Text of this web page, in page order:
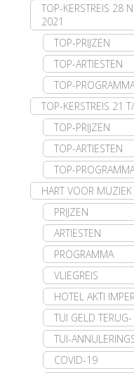
TOP-KERSTREIS 28
2021
TOP-PRIJZEN
TOP-ARTIESTEN
TOP-
TOP-KERSTREIS 21
TOP-PRIJZEN
TOP-ARTIESTEN
TOP-
HART VOOR
PRIJZEN
ARTIESTEN
PROGRAMMA
VLIEGREIS
HOTEL AKTI
TUI GELD TERUG-
TUI-
COVID-19